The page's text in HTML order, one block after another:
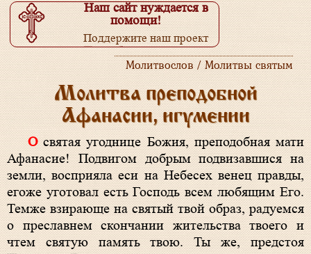
Наш сайт нуждается в
помощи!
Поддержите наш проект
Подробнее...
Молитвослов / Молитвы святым
Молитва преподобной
Афанасии, игумении
О святая угоднице Божия, преподобная мати
Афанасие! Подвигом добрым подвизавшися на
земли, восприяла еси на Небесех венец правды,
егоже уготовал есть Господь всем любящим Его.
Темже взирающе на святый твой образ, радуемся
о преславнем скончании жительства твоего и
чтем святую память твою. Ты же, предстоя